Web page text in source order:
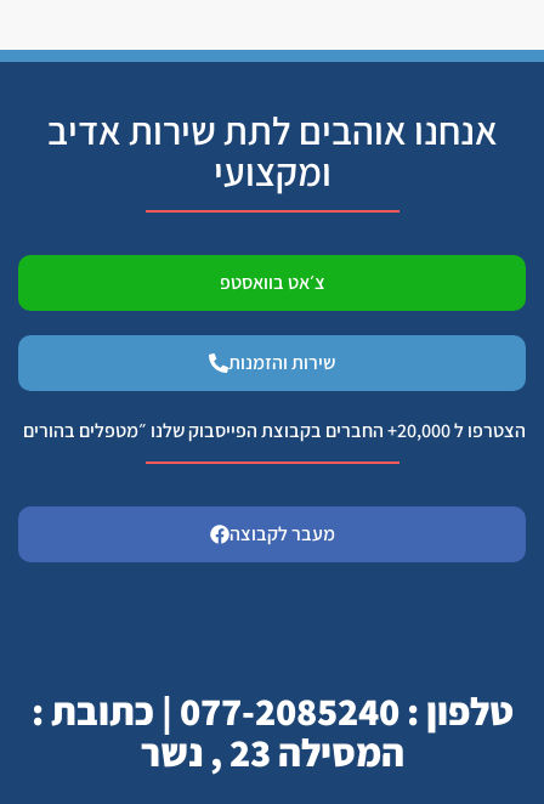
אנחנו אוהבים לתת שירות אדיב
ומקצועי
צ׳אט בוואסטפ
שירות והזמנות
הצטרפו ל 20,000+ החברים בקבוצת הפייסבוק שלנו ״מטפלים בהורים
מעבר לקבוצה
טלפון : 077-2085240 | כתובת :
המסילה 23 , נשר